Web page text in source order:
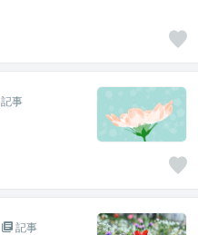
記事
記事